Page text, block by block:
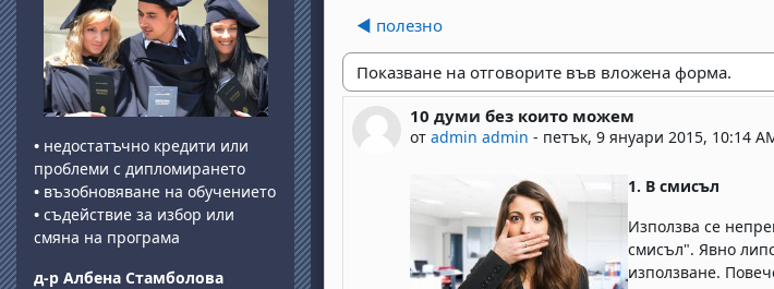
◀︎ полезно
Начин на показване
10 думи без които можем
от admin admin - петък, 9 януари 2015, 10:14
Number of replies: 0
1. В смисъл
Използва се
смисъл". Явно
използване.
• недостатъчно кредити или
проблеми с дипломирането
• възобновяване на обучението
• съдействие за избор или
смяна на програма
д-р Албена Стамболова